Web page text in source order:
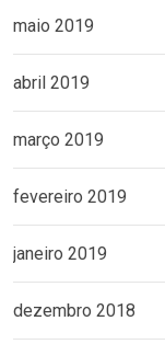
maio 2019
abril 2019
março 2019
fevereiro 2019
janeiro 2019
dezembro 2018